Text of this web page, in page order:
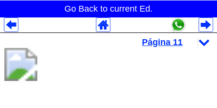
Go Back to current Ed.
Despliegues Analytics
Despliegues Totales
Despliegues por Rubros